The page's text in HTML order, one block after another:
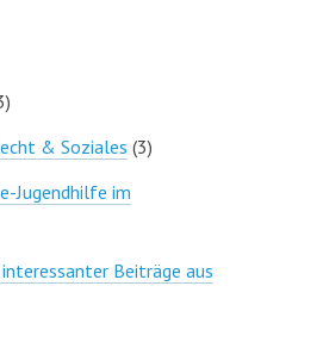
& Soziales (3)
Jugendhilfe im
Beiträge aus